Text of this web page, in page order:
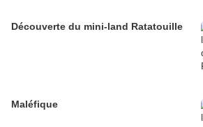
Découverte du mini-land Ratatouille
Maléfique